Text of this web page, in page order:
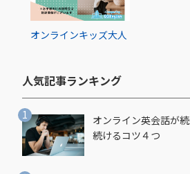
オンラインキッズ大人
人気記事ランキング​
オンライン英会話が
続けるコツ４つ